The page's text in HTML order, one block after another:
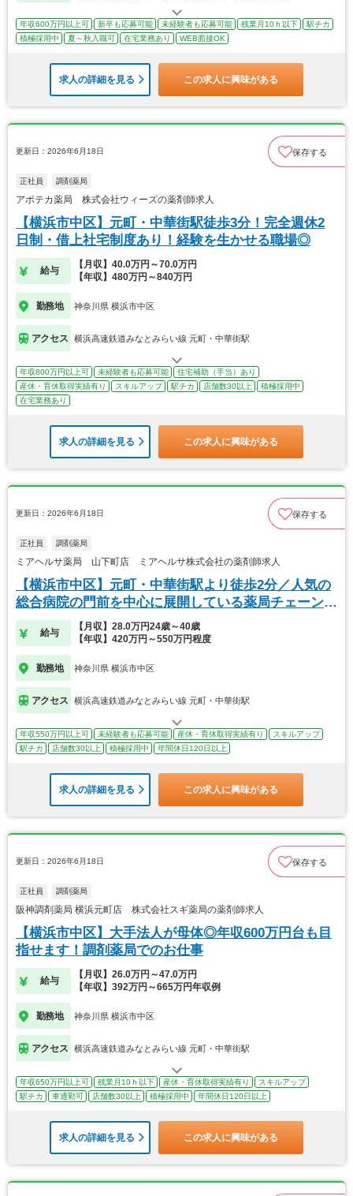
年収600万円以上可 新卒も応募可能 未経験者も応募可能 残業月10ｈ以下
駅チカ
積極採用中
夏～秋入職可 在宅業務あり WEB面接OK
求人の詳細を見る この求人に興味がある
更新日：2026年6月18日 保存する
正社員 調剤薬局
アポテカ薬局 株式会社ウィーズの薬剤師求人
【横浜市中区】元町・中華街駅徒歩3分！完全週休2
日制・借上社宅制度あり！経験を生かせる職場◎
給与
【月収】40.0万円～70.0万円
【年収】480万円～840万円
勤務地 神奈川県 横浜市中区
アクセス 横浜高速鉄道みなとみらい線 元町・中華街駅
年収800万円以上可 未経験者も応募可能
住宅補助（手当）あり
産休・育休取得実績有り
スキルアップ 駅チカ 店舗数30以上
積極採用中
在宅業務あり
求人の詳細を見る この求人に興味がある
更新日：2026年6月18日 保存する
正社員 調剤薬局
ミアヘルサ薬局 山下町店 ミアヘルサ株式会社の薬剤師求人
【横浜市中区】元町・中華街駅より徒歩2分／人気の
総合病院の門前を中心に展開している薬局チェーンで
す！
給与
【月収】28.0万円24歳～40歳
【年収】420万円～550万円程度
勤務地 神奈川県 横浜市中区
アクセス 横浜高速鉄道みなとみらい線 元町・中華街駅
年収550万円以上可 未経験者も応募可能 産休・育休取得実績有り
スキルアップ
駅チカ
店舗数30以上 積極採用中 年間休日120日以上
求人の詳細を見る この求人に興味がある
更新日：2026年6月18日 保存する
正社員 調剤薬局
阪神調剤薬局 横浜元町店 株式会社スギ薬局の薬剤師求人
【横浜市中区】大手法人が母体◎年収600万円台も目
指せます！調剤薬局でのお仕事
給与
【月収】26.0万円～47.0万円
【年収】392万円～665万円年収例
勤務地 神奈川県 横浜市中区
アクセス 横浜高速鉄道みなとみらい線 元町・中華街駅
年収650万円以上可 残業月10ｈ以下 産休・育休取得実績有り
スキルアップ
駅チカ
車通勤可 店舗数30以上 積極採用中 年間休日120日以上
求人の詳細を見る この求人に興味がある